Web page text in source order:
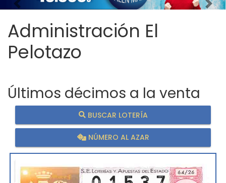
Imagen anterior
Administración El
Pelotazo
Últimos décimos a la venta
BUSCAR LOTERÍA
NÚMERO AL AZAR